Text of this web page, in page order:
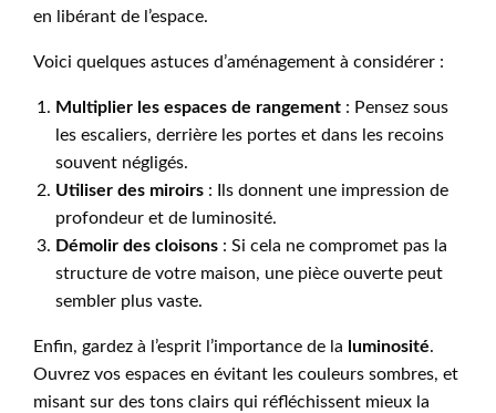
en libérant de l’espace.
Voici quelques astuces d’aménagement à considérer :
Multiplier les espaces de rangement : Pensez sous
les escaliers, derrière les portes et dans les recoins
souvent négligés.
Utiliser des miroirs : Ils donnent une impression de
profondeur et de luminosité.
Démolir des cloisons : Si cela ne compromet pas la
structure de votre maison, une pièce ouverte peut
sembler plus vaste.
Enfin, gardez à l’esprit l’importance de la luminosité.
Ouvrez vos espaces en évitant les couleurs sombres, et
misant sur des tons clairs qui réfléchissent mieux la